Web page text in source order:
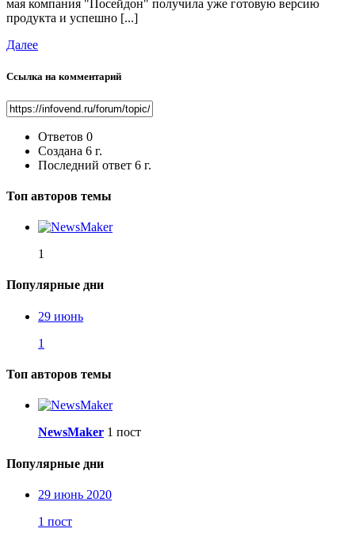
мая компания "Посейдон" получила уже готовую версию
продукта и успешно [...]
Далее
Ссылка на комментарий
Ответов 0
Создана 6 г.
Последний ответ 6 г.
Топ авторов темы
1
Популярные дни
29 июнь
1
Топ авторов темы
NewsMaker 1 пост
Популярные дни
29 июнь 2020
1 пост